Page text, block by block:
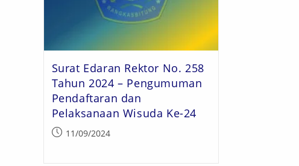
Surat Edaran Rektor No. 258
Tahun 2024 – Pengumuman
Pendaftaran dan
Pelaksanaan Wisuda Ke-24
11/09/2024